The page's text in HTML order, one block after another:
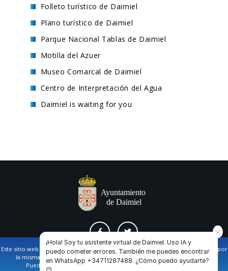
Folleto turístico de Daimiel
Plano turístico de Daimiel
Parque Nacional Tablas de Daimiel
Motilla del Azuer
Museo Comarcal de Daimiel
Centro de Interpretación del Agua
Daimiel is waiting for you
AVISO LEGAL Y POLÍTICA DE PRIVACIDAD COOKIES CONTACTO
Este sitio web utiliza cookies propias y de terceros para facilitar la navegación por
la misma y obtener datos estadísticos de la navegación de los usuarios.
Puede obtener más información en nuestrapolítica de cookies
¡Hola! Soy tu asistente virtual de Daimiel. Uso IA y
puedo cometer errores. También me puedes encontrar
en WhatsApp +34711287488. ¿Cómo puedo ayudarte?